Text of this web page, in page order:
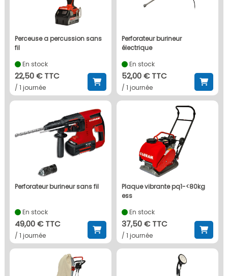
perceuse a percussion sans
fil
En stock
22,50 € TTC
/ 1 journée
perforateur burineur
électrique
En stock
52,00 € TTC
/ 1 journée
perforateur burineur sans fil
En stock
49,00 € TTC
/ 1 journée
plaque vibrante pq1-<80kg
ess
En stock
37,50 € TTC
/ 1 journée